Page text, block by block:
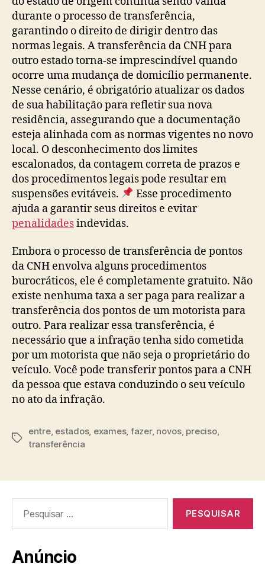
durante o processo de transferência,
garantindo o direito de dirigir dentro das
normas legais. A transferência da CNH para
outro estado torna-se imprescindível quando
ocorre uma mudança de domicílio permanente.
Nesse cenário, é obrigatório atualizar os dados
de sua habilitação para refletir sua nova
residência, assegurando que a documentação
esteja alinhada com as normas vigentes no novo
local. O desconhecimento dos limites
escalonados, da contagem correta de prazos e
dos procedimentos legais pode resultar em
suspensões evitáveis.
Esse procedimento
ajuda a garantir seus direitos e evitar
penalidadesindevidas.
Embora o processo de transferência de pontos
da CNH envolva alguns procedimentos
burocráticos, ele é completamente gratuito. Não
existe nenhuma taxa a ser paga para realizar a
transferência dos pontos de um motorista para
outro. Para realizar essa transferência, é
necessário que a infração tenha sido cometida
por um motorista que não seja o proprietário do
veículo. Você pode transferir pontos para a CNH
da pessoa que estava conduzindo o seu veículo
no ato da infração.
Tags
entre, estados, exames, fazer, novos, preciso,
transferência
por:
Anúncio